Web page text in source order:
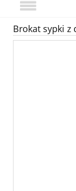
Brokat sypki z